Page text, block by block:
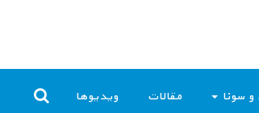
سونا مقالات ویدیوها